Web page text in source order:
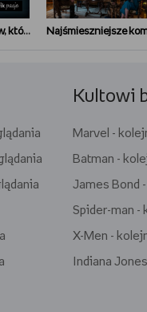
Najstraszniejsze horrory - TOP 10 filmów, które mrożą krew w żyłach!
Kultowi
Marvel -
Batman -
Spider-man -
X-Men -
Indiana